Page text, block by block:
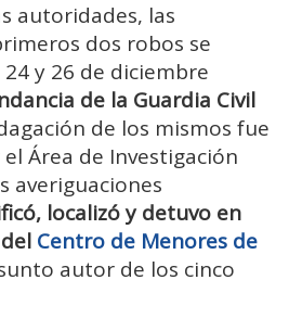
autoridades, las
dos robos se
y 26 de diciembre
de la Guardia Civil
de los mismos fue
Área de Investigación
averiguaciones
localizó y detuvo en
Centro de Menores de
autor de los cinco